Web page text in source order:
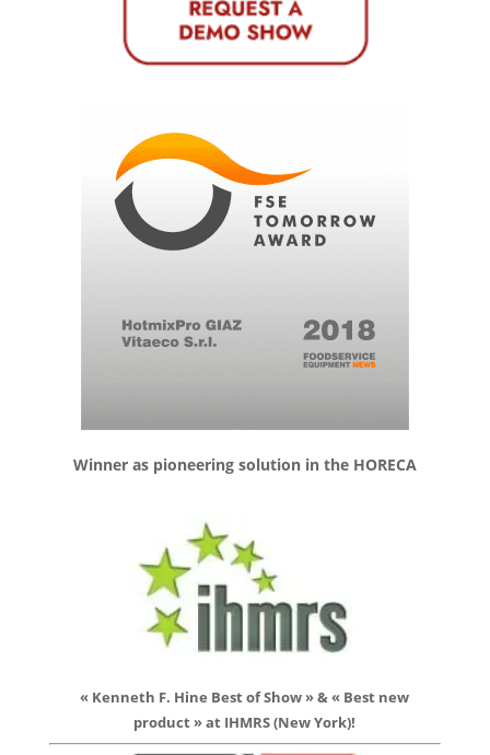
Winner as pioneering solution in the HORECA
« Kenneth F. Hine Best of Show » & « Best new
product » at IHMRS (New York)!